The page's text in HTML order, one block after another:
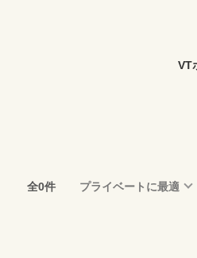
VT
全0件 プライベートに最適